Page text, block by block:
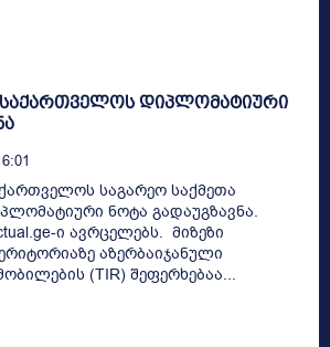
საქართველოს დიპლომატიური
საგარეო საქმეთა
ნოტა გადაუგზავნა.
ი ავრცელებს. მიზეზი
აზერბაიჯანული
(TIR) შეფერხებაა...